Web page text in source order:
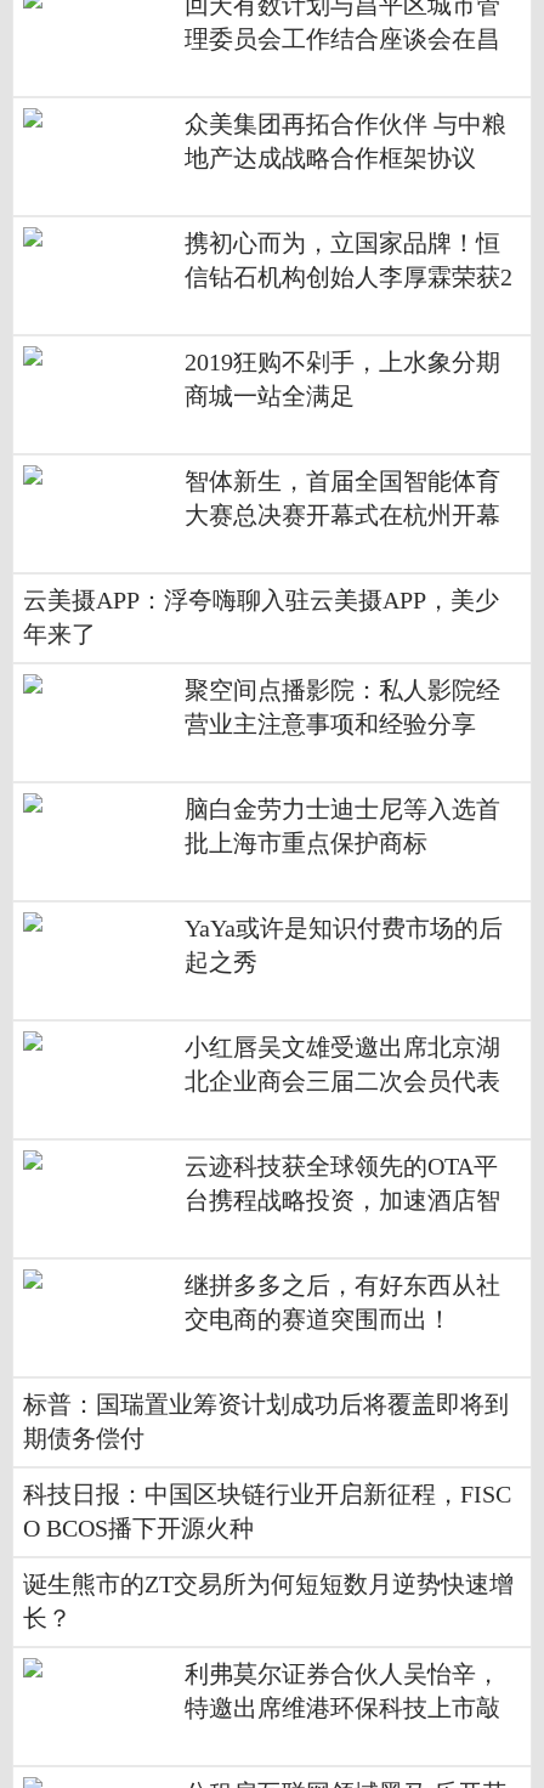
回天有数计划与昌平区城市管
理委员会工作结合座谈会在昌
众美集团再拓合作伙伴 与中粮
地产达成战略合作框架协议
携初心而为，立国家品牌！恒
信钻石机构创始人李厚霖荣获2
2019狂购不剁手，上水象分期
商城一站全满足
智体新生，首届全国智能体育
大赛总决赛开幕式在杭州开幕
云美摄APP：浮夸嗨聊入驻云美摄APP，美少
年来了
聚空间点播影院：私人影院经
营业主注意事项和经验分享
脑白金劳力士迪士尼等入选首
批上海市重点保护商标
YaYa或许是知识付费市场的后
起之秀
小红唇吴文雄受邀出席北京湖
北企业商会三届二次会员代表
云迹科技获全球领先的OTA平
台携程战略投资，加速酒店智
继拼多多之后，有好东西从社
交电商的赛道突围而出！
标普：国瑞置业筹资计划成功后将覆盖即将到
期债务偿付
科技日报：中国区块链行业开启新征程，FISC
O BCOS播下开源火种
诞生熊市的ZT交易所为何短短数月逆势快速增
长？
利弗莫尔证券合伙人吴怡辛，
特邀出席维港环保科技上市敲